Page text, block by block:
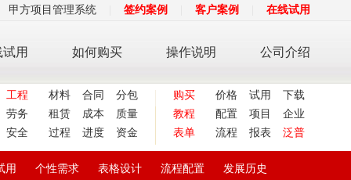
甲方项目管理系统 签约案例 客户案例 在线试用
用 如何购买 操作说明 公司介绍
工程 材料 合同
分包
劳务
租赁 成本
质量
安全
过程 进度 资金
购买 价格 试用
下载
教程
配置 项目
企业
表单
流程 报表 泛普
用 个性需求 表格设计 流程配置 发展历史